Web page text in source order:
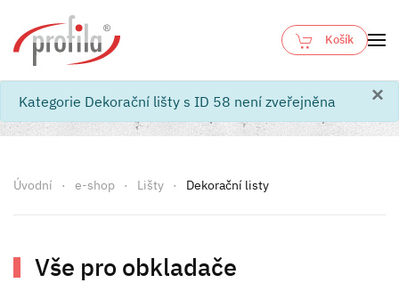
Skip to main content
Košík
×
info
Kategorie Dekorační lišty s ID 58 není zveřejněna
Úvodní e-shop Lišty Dekorační listy
Vše pro obkladače